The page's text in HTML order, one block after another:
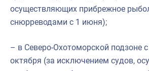
осуществляющих прибрежное
снюрреводами с 1 июня);
– в Северо-Охотоморской подзоне
октября (за исключением судов,